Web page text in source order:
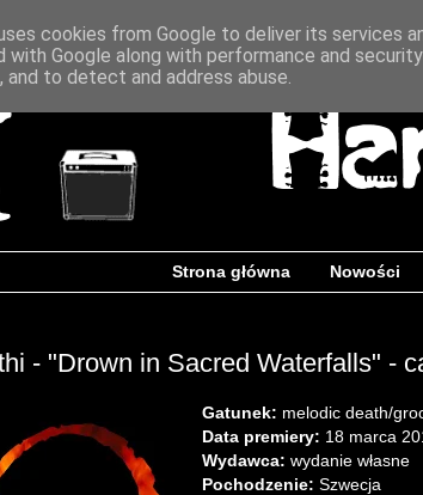
Strona główna Nowości
- "Drown in Sacred Waterfalls" -
Gatunek: melodic death/
Data premiery: 18 marca
Wydawca: wydanie własne
Pochodzenie: Szwecja
cookies from Google to deliver its services
with Google along with performance and
to detect and address abuse.